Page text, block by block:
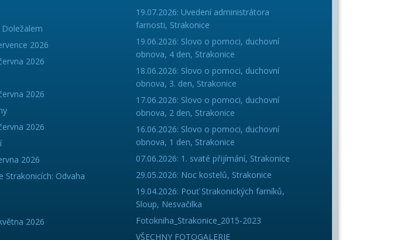
Doležalem
2026
2026
2026
2026
2026
Strakonicích: Odvaha
2026
19.07.2026: Uvedení administrátora
farnosti, Strakonice
19.06.2026: Slovo o pomoci, duchovní
obnova, 4 den, Strakonice
18.06.2026: Slovo o pomoci, duchovní
obnova, 3. den, Strakonice
17.06.2026: Slovo o pomoci, duchovní
obnova, 2 den, Strakonice
16.06.2026: Slovo o pomoci, duchovní
obnova, 1 den, Strakonice
07.06.2026: 1. svaté přijímání, Strakonice
29.05.2026: Noc kostelů, Strakonice
19.04.2026: Pouť Strakonických farníků,
Sloup, Nesvačilka
Fotokniha_Strakonice_2015-2023
VŠECHNY FOTOGALERIE